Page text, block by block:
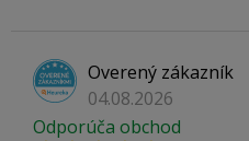
Overený zákazník
04.08.2026
Odporúča obchod